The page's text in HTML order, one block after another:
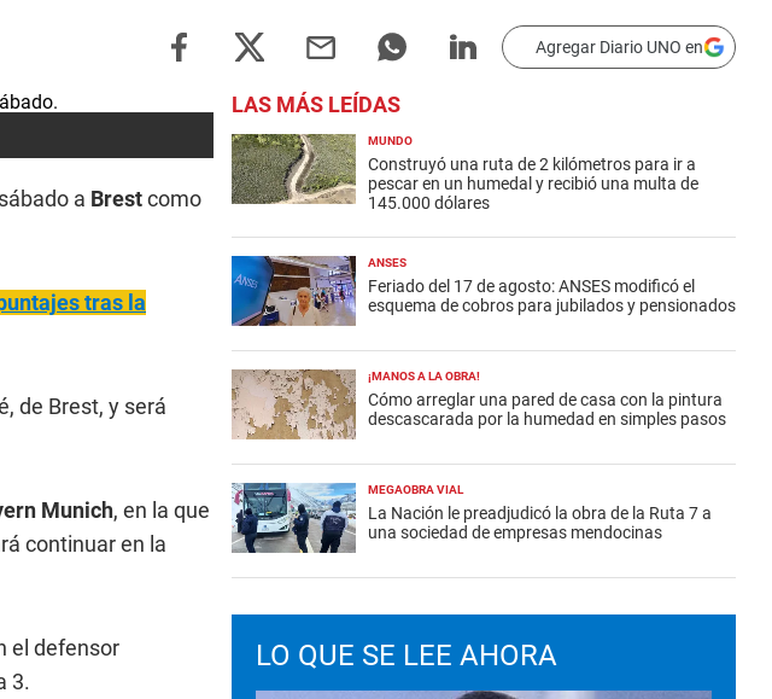
Agregar Diario UNO en
a Brestcomo
tras la
de Brest, y será
Munich, en la que
continuar en la
el defensor
3.
LAS MÁS LEÍDAS
MUNDO
Construyó una ruta de 2 kilómetros para ir a
pescar en un humedal y recibió una multa de
145.000 dólares
ANSES
Feriado del 17 de agosto: ANSES modificó el
esquema de cobros para jubilados y pensionados
¡MANOS A LA OBRA!
Cómo arreglar una pared de casa con la pintura
descascarada por la humedad en simples pasos
MEGAOBRA VIAL
La Nación le preadjudicó la obra de la Ruta 7 a
una sociedad de empresas mendocinas
LO QUE SE LEE AHORA